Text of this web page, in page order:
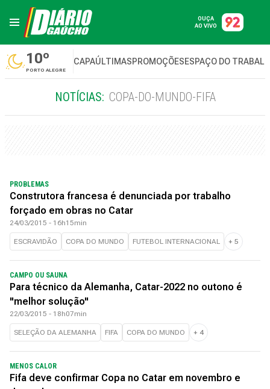
OUÇA
AO VIVO
10º
PORTO ALEGRE
CAPAÚLTIMASPROMOÇÕESESPAÇO DO
NOTÍCIAS: COPA-DO-MUNDO-FIFA
PROBLEMAS
Construtora francesa é denunciada por trabalho
forçado em obras no Catar
24/03/2015 - 16h15min
ESCRAVIDÃO COPA DO MUNDO FUTEBOL INTERNACIONAL + 5
CAMPO OU SAUNA
Para técnico da Alemanha, Catar-2022 no outono é
"melhor solução"
22/03/2015 - 18h07min
SELEÇÃO DA ALEMANHA FIFA COPA DO MUNDO + 4
MENOS CALOR
Fifa deve confirmar Copa no Catar em novembro e